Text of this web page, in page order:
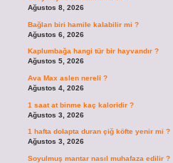
Ağustos 8, 2026
Bağlan biri hamile kalabilir mi ?
Ağustos 6, 2026
Kaplumbağa hangi tür bir hayvandır ?
Ağustos 5, 2026
Ava Max aslen nereli ?
Ağustos 4, 2026
1 saat at binme kaç kaloridir ?
Ağustos 3, 2026
1 hafta dolapta duran çiğ köfte yenir mi ?
Ağustos 3, 2026
Soyulmuş mantar nasıl muhafaza edilir ?